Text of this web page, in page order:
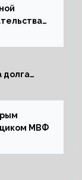
долга
МВФ